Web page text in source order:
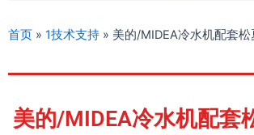
首页 » 1技术支持 » 美的/MIDEA冷水机配套
美的/MIDEA冷水机配套